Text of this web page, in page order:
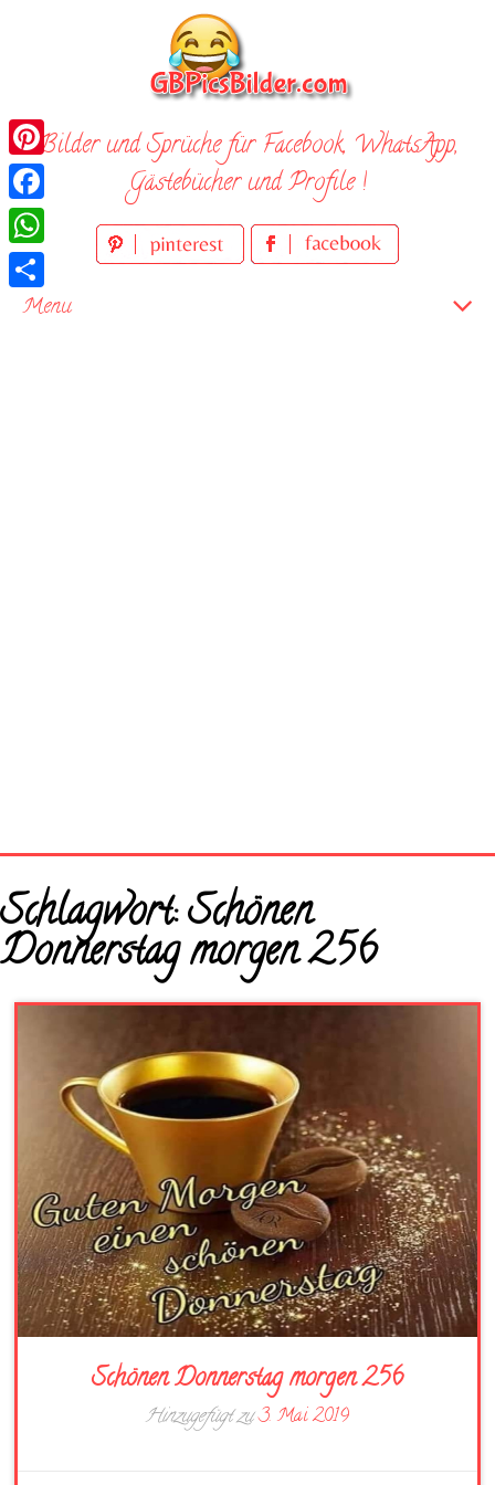
Bilder und Sprüche für Facebook, WhatsApp,
Gästebücher und Profile !
Menu
Startseite
Neue Bilder
Schlagwort:Schönen
Donnerstag morgen 256
Schönen Donnerstag morgen 256
Hinzugefügt zu3. Mai 2019
Pinterest
Facebook
WhatsApp
Teilen